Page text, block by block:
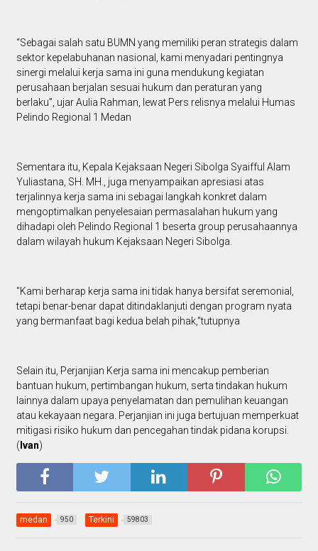
“Sebagai salah satu BUMN yang memiliki peran strategis dalam
sektor kepelabuhanan nasional, kami menyadari pentingnya
sinergi melalui kerja sama ini guna mendukung kegiatan
perusahaan berjalan sesuai hukum dan peraturan yang
berlaku”, ujar Aulia Rahman, lewat Pers relisnya melalui Humas
Pelindo Regional 1 Medan
Sementara itu, Kepala Kejaksaan Negeri Sibolga Syaifful Alam
Yuliastana, SH. MH., juga menyampaikan apresiasi atas
terjalinnya kerja sama ini sebagai langkah konkret dalam
mengoptimalkan penyelesaian permasalahan hukum yang
dihadapi oleh Pelindo Regional 1 beserta group perusahaannya
dalam wilayah hukum Kejaksaan Negeri Sibolga.
"Kami berharap kerja sama ini tidak hanya bersifat seremonial,
tetapi benar-benar dapat ditindaklanjuti dengan program nyata
yang bermanfaat bagi kedua belah pihak,"tutupnya
Selain itu, Perjanjian Kerja sama ini mencakup pemberian
bantuan hukum, pertimbangan hukum, serta tindakan hukum
lainnya dalam upaya penyelamatan dan pemulihan keuangan
atau kekayaan negara. Perjanjian ini juga bertujuan memperkuat
mitigasi risiko hukum dan pencegahan tindak pidana korupsi.
( Ivan)
medan 950 Terkini 59803